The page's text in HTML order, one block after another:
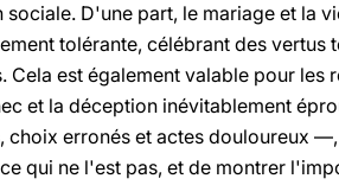
D'une part, le mariage et la
tolérante, célébrant des
Cela est également valable pour
et la déception inévitablement
choix erronés et actes douloureux
qui ne l'est pas, et de montrer